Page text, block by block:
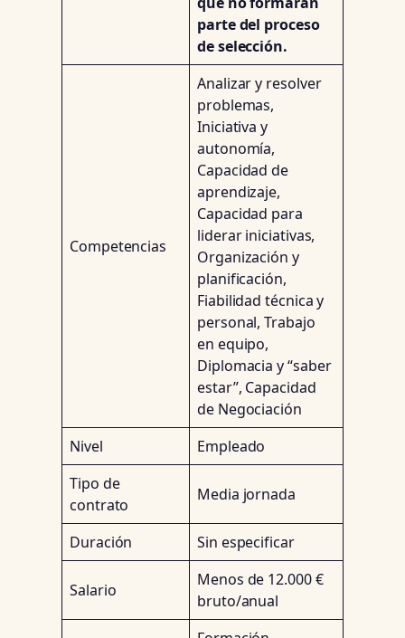
parte del proceso
de selección.
Competencias
Analizar y resolver
problemas,
Iniciativa y
autonomía,
Capacidad de
aprendizaje,
Capacidad para
liderar iniciativas,
Organización y
planificación,
Fiabilidad técnica y
personal, Trabajo
en equipo,
Diplomacia y “saber
estar”, Capacidad
de Negociación
Nivel
Empleado
Tipo de
contrato
Media jornada
Duración Sin especificar
Salario
Menos de 12.000 €
bruto/anual